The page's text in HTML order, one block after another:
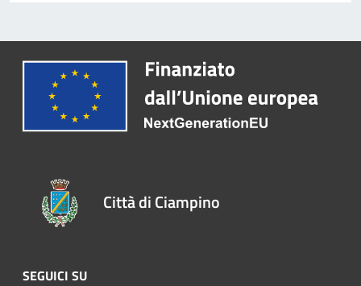
Città di Ciampino
SEGUICI SU